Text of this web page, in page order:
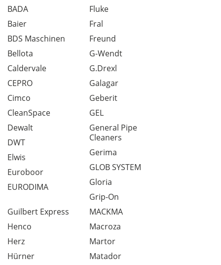
BADA
Baier
BDS Maschinen
Bellota
Caldervale
CEPRO
Cimco
CleanSpace
Dewalt
DWT
Elwis
Euroboor
EURODIMA
Fluke
Fral
Freund
G-Wendt
G.Drexl
Galagar
Geberit
GEL
General Pipe
Cleaners
Gerima
GLOB SYSTEM
Gloria
Grip-On
Guilbert Express
Henco
Herz
Hürner
MACKMA
Macroza
Martor
Matador